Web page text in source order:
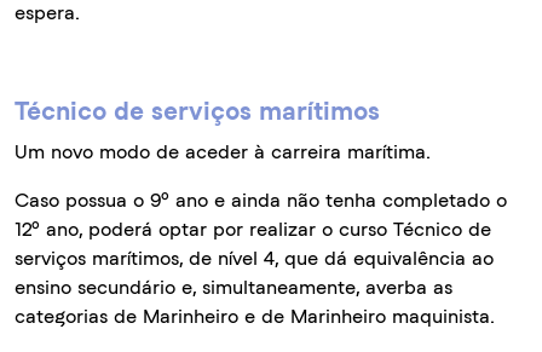
espera.
Técnico de serviços marítimos
Um novo modo de aceder à carreira marítima.
Caso possua o 9º ano e ainda não tenha completado o
12º ano, poderá optar por realizar o curso Técnico de
serviços marítimos, de nível 4, que dá equivalência ao
ensino secundário e, simultaneamente, averba as
categorias de Marinheiro e de Marinheiro maquinista.